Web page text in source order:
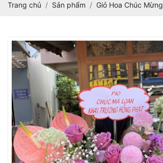
Trang chủ Sản phẩm Giỏ Hoa Chúc Mừng